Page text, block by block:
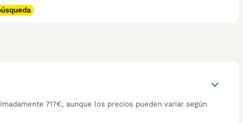
717€, aunque los precios pueden variar según